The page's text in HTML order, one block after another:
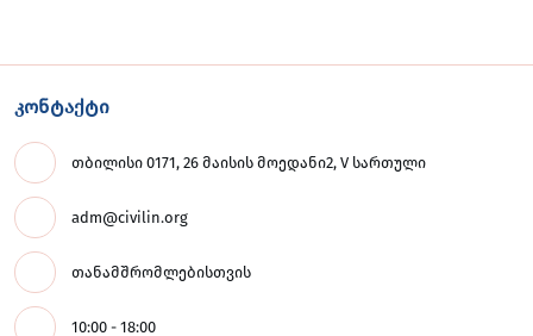
კონტაქტი
თბილისი 0171, 26 მაისის მოედანი2, V სართული
adm@civilin.org
თანამშრომლებისთვის
10:00 - 18:00